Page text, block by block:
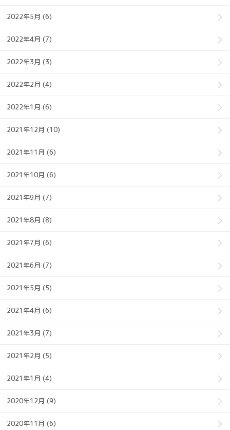
2022年5月 (6)
2022年4月 (7)
2022年3月 (3)
2022年2月 (4)
2022年1月 (6)
2021年12月 (10)
2021年11月 (6)
2021年10月 (6)
2021年9月 (7)
2021年8月 (8)
2021年7月 (6)
2021年6月 (7)
2021年5月 (5)
2021年4月 (6)
2021年3月 (7)
2021年2月 (5)
2021年1月 (4)
2020年12月 (9)
2020年11月 (6)